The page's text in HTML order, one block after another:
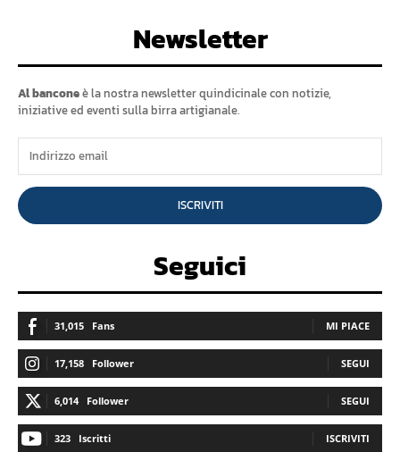
Newsletter
Al banconeè la nostra newsletter quindicinale con notizie,
iniziative ed eventi sulla birra artigianale.
ISCRIVITI
Seguici
31,015 Fans MI PIACE
17,158 Follower SEGUI
6,014 Follower SEGUI
323 Iscritti ISCRIVITI